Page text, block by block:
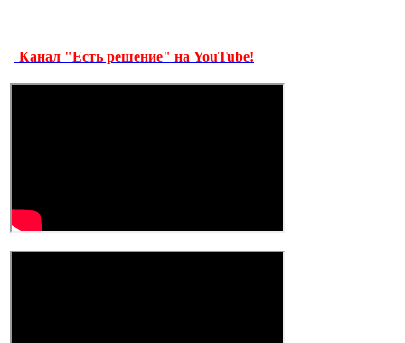
Канал "Есть решение" на YouTube!